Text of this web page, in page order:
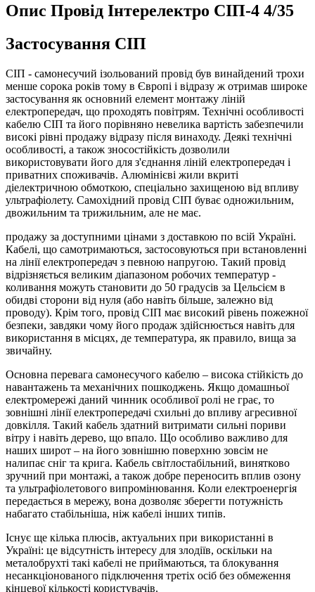
Опис Провід Інтерелектро СІП-4 4/35
Застосування СІП
СІП - самонесучий ізольований провід був винайдений трохи
менше сорока років тому в Європі і відразу ж отримав широке
застосування як основний елемент монтажу ліній
електропередач, що проходять повітрям. Технічні особливості
кабелю СІП та його порівняно невелика вартість забезпечили
високі рівні продажу відразу після винаходу. Деякі технічні
особливості, а також зносостійкість дозволили
використовувати його для з'єднання ліній електропередач і
приватних споживачів. Алюмінієві жили вкриті
діелектричною обмоткою, спеціально захищеною від впливу
ультрафіолету. Самохідний провід СІП буває одножильним,
двожильним та трижильним, але не має.
продажу за доступними цінами з доставкою по всій Україні.
Кабелі, що самотримаються, застосовуються при встановленні
на лінії електропередач з певною напругою. Такий провід
відрізняється великим діапазоном робочих температур -
коливання можуть становити до 50 градусів за Цельсієм в
обидві сторони від нуля (або навіть більше, залежно від
проводу). Крім того, провід СІП має високий рівень пожежної
безпеки, завдяки чому його продаж здійснюється навіть для
використання в місцях, де температура, як правило, вища за
звичайну.
Основна перевага самонесучого кабелю – висока стійкість до
навантажень та механічних пошкоджень. Якщо домашньої
електромережі даний чинник особливої ролі не грає, то
зовнішні лінії електропередачі схильні до впливу агресивної
довкілля. Такий кабель здатний витримати сильні пориви
вітру і навіть дерево, що впало. Що особливо важливо для
наших широт – на його зовнішню поверхню зовсім не
налипає сніг та крига. Кабель світлостабільний, винятково
зручний при монтажі, а також добре переносить вплив озону
та ультрафіолетового випромінювання. Коли електроенергія
передається в мережу, вона дозволяє зберегти потужність
набагато стабільніша, ніж кабелі інших типів.
Існує ще кілька плюсів, актуальних при використанні в
Україні: це відсутність інтересу для злодіїв, оскільки на
металобрухті такі кабелі не приймаються, та блокування
несанкціонованого підключення третіх осіб без обмеження
кінцевої кількості користувачів.